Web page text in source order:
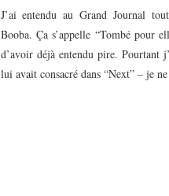
J’ai entendu au Grand Journal
Booba. Ça s’appelle “Tombé pour
d’avoir déjà entendu pire. Pourtant
lui avait consacré dans “Next” – je ne